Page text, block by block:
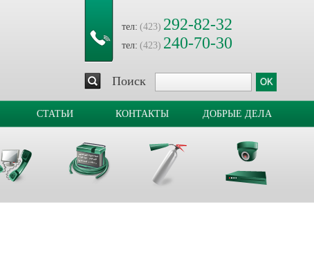
тел: (423) 292-82-32
тел: (423) 240-70-30
Поиск
СТАТЬИ КОНТАКТЫ ДОБРЫЕ ДЕЛА